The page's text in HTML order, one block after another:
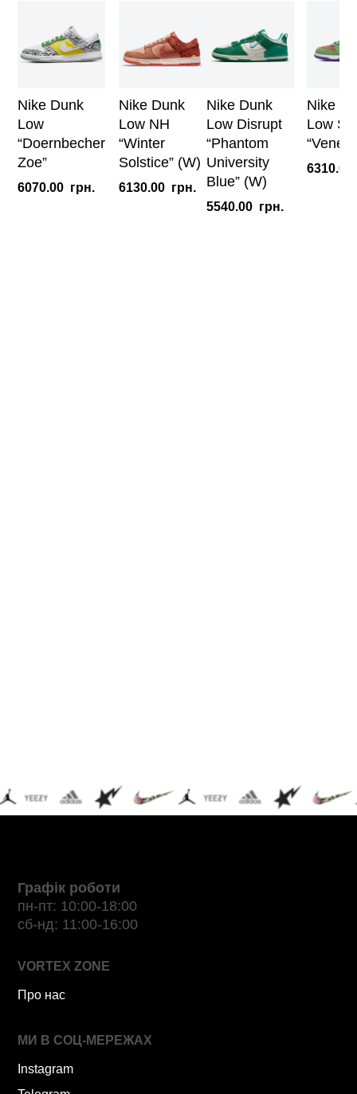
Nike Dunk
Low
“Doernbecher
Zoe”
6070.00 грн.
Nike Dunk
Low NH
“Winter
Solstice” (W)
6130.00 грн.
Nike Dunk
Low Disrupt
“Phantom
University
Blue” (W)
5540.00 грн.
Nike
Low SP
6310.00
Графік роботи
пн-пт: 10:00-18:00
сб-нд: 11:00-16:00
VORTEX ZONE
Про нас
МИ В СОЦ-МЕРЕЖАХ
Instagram